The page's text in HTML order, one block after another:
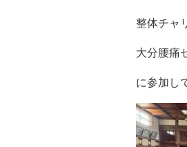
整体チャ
大分腰痛
に参加し